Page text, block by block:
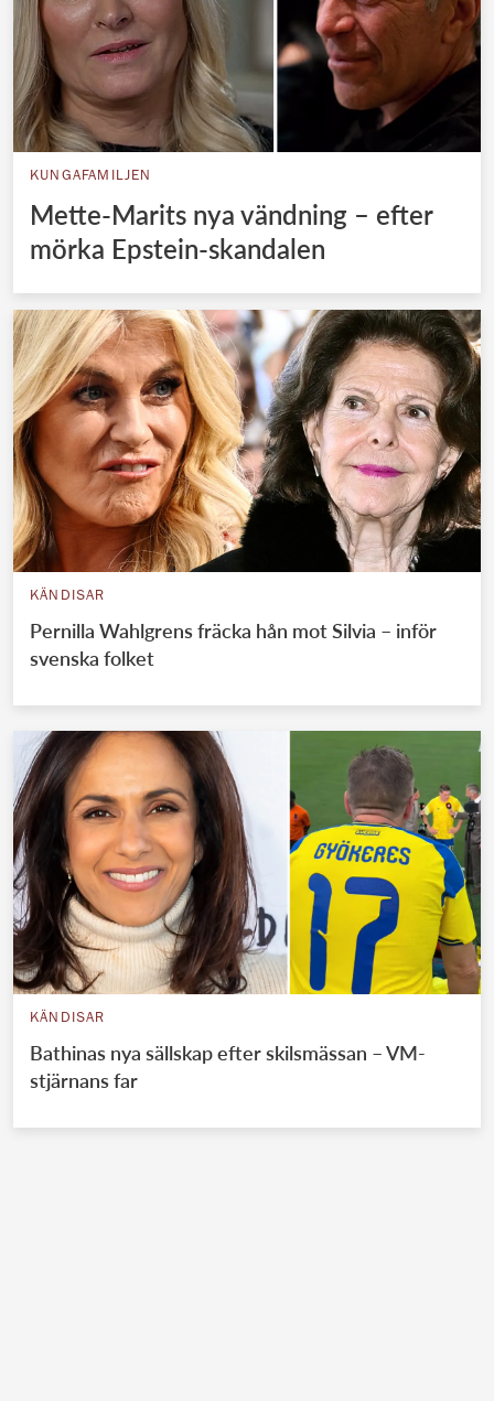
KUNGAFAMILJEN
Mette-Marits nya vändning – efter
mörka Epstein-skandalen
KÄNDISAR
Pernilla Wahlgrens fräcka hån mot Silvia – inför
svenska folket
KÄNDISAR
Bathinas nya sällskap efter skilsmässan – VM-
stjärnans far